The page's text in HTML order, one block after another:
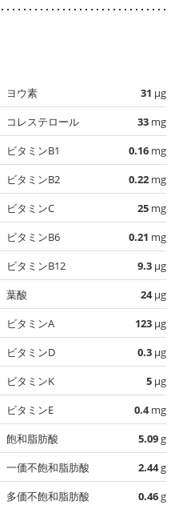
ヨウ素 31 µg
コレステロール
33 mg
ビタミンB1
0.16 mg
ビタミンB2
0.22 mg
ビタミンC
25 mg
ビタミンB6
0.21 mg
ビタミンB12
9.3 µg
葉酸
24µg
ビタミンA
123 µg
ビタミンD
0.3 µg
ビタミンK
5 µg
ビタミンE
0.4mg
飽和脂肪酸
5.09g
一価不飽和脂肪酸
2.44g
多価不飽和脂肪酸
0.46g